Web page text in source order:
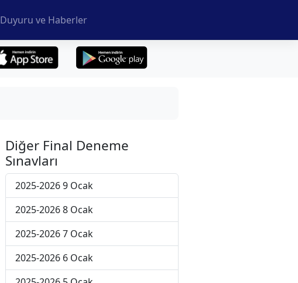
Duyuru ve Haberler
Diğer Final Deneme
Sınavları
2025-2026 9 Ocak
2025-2026 8 Ocak
2025-2026 7 Ocak
2025-2026 6 Ocak